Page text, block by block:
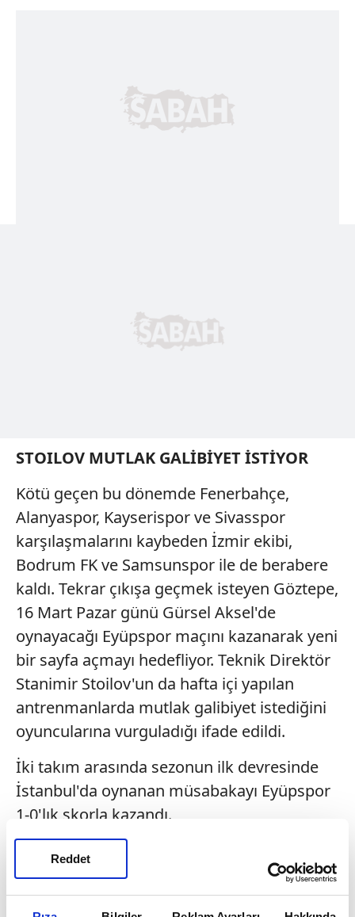
Reddet
STOILOV MUTLAK GALİBİYET İSTİYOR
Kötü geçen bu dönemde Fenerbahçe,
Alanyaspor, Kayserispor ve Sivasspor
karşılaşmalarını kaybeden İzmir ekibi,
Bodrum FK ve Samsunspor ile de berabere
kaldı. Tekrar çıkışa geçmek isteyen Göztepe,
16 Mart Pazar günü Gürsel Aksel'de
oynayacağı Eyüpspor maçını kazanarak yeni
bir sayfa açmayı hedefliyor. Teknik Direktör
Stanimir Stoilov'un da hafta içi yapılan
antrenmanlarda mutlak galibiyet istediğini
oyuncularına vurguladığı ifade edildi.
İki takım arasında sezonun ilk devresinde
İstanbul'da oynanan müsabakayı Eyüpspor
1-0'lık skorla kazandı.
İÇ SAHADA EN BAŞARILI 3.TAKIM
Süper Lig'de hafta sonu Eyüpspor'u
ağırlayacak olan Göztepe, iç sahada